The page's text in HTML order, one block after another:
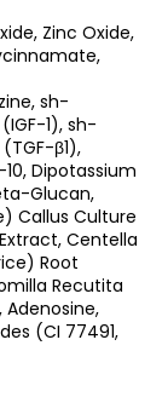
Zinc Oxide,
sh-
1), sh-
β1),
Dipotassium
Glucan,
Callus Culture
Centella
Root
Recutita
Adenosine,
(CI 77491,